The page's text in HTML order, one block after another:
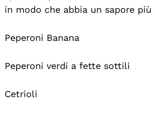
in modo che abbia un sapore più
Peperoni Banana
Peperoni verdi a fette sottili
Cetrioli